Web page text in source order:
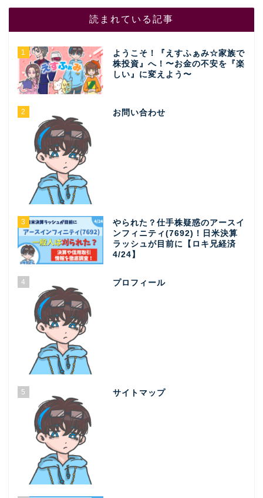
読まれている記事
1
ようこそ！『えすふぁみ☆家族で
株投資』へ！〜お金の不安を『楽
しい』に変えよう〜
2 お問い合わせ
3
やられた？仕手株疑惑のアースイ
ンフィニティ(7692)！日米決算
ラッシュが目前に【ロキ兄経済
4/24】
4 プロフィール
5 サイトマップ